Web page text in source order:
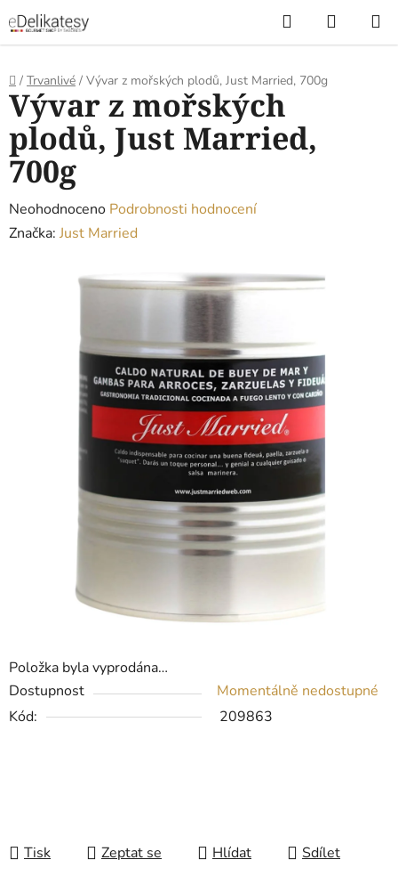
na
obsah
Hledat
KOŠÍK
Domů
/ Trvanlivé / Vývar z mořských plodů, Just Married, 700g
Položka byla vyprodána…
Dostupnost
Momentálně nedostupné
Kód:
209863
Tisk Zeptat se Hlídat Sdílet
Vývar z mořských
plodů, Just Married,
700g
Průměrné
hodnocení
Neohodnoceno Podrobnosti hodnocení
Značka: Just Married